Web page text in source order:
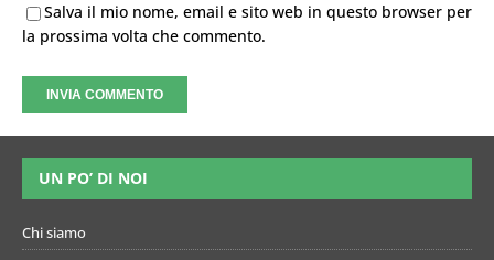
Salva il mio nome, email e sito web in questo browser per
la prossima volta che commento.
UN PO’ DI NOI
Chi siamo